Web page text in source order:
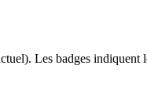
Les badges